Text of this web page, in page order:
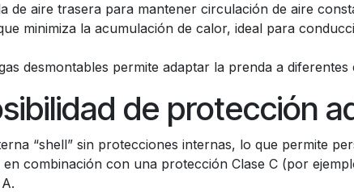
de aire trasera para mantener circulación de aire
minimiza la acumulación de calor, ideal para
desmontables permite adaptar la prenda a
de protección
“shell” sin protecciones internas, lo que permite
en combinación con una protección Clase C (por